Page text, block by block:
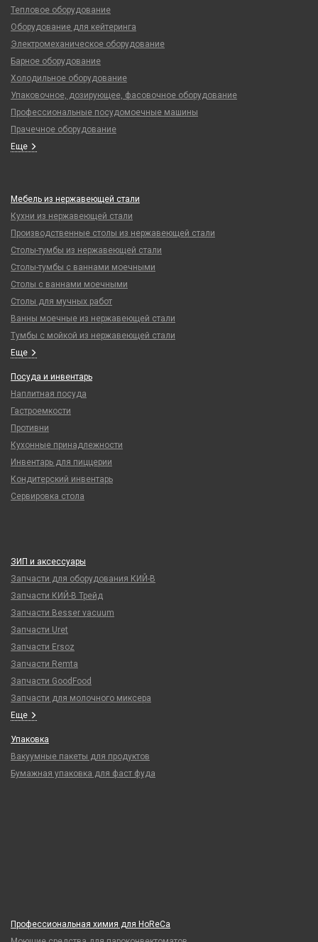
Тепловое оборудование
Оборудование для кейтеринга
Электромеханическое оборудование
Барное оборудование
Холодильное оборудование
Упаковочное, дозирующее, фасовочное оборудование
Профессиональные посудомоечные машины
Прачечное оборудование
Еще
Мебель из нержавеющей стали
Кухни из нержавеющей стали
Производственные столы из нержавеющей стали
Столы-тумбы из нержавеющей стали
Столы-тумбы с ваннами моечными
Столы с ваннами моечными
Столы для мучных работ
Ванны моечные из нержавеющей стали
Тумбы с мойкой из нержавеющей стали
Еще
Посуда и инвентарь
Наплитная посуда
Гастроемкости
Противни
Кухонные принадлежности
Инвентарь для пиццерии
Кондитерский инвентарь
Сервировка стола
ЗИП и аксессуары
Запчасти для оборудования КИЙ-В
Запчасти КИЙ-В Трейд
Запчасти Besser vacuum
Запчасти Uret
Запчасти Ersoz
Запчасти Remta
Запчасти GoodFood
Запчасти для молочного миксера
Еще
Упаковка
Вакуумные пакеты для продуктов
Бумажная упаковка для фаст фуда
Профессиональная химия для HoReCa